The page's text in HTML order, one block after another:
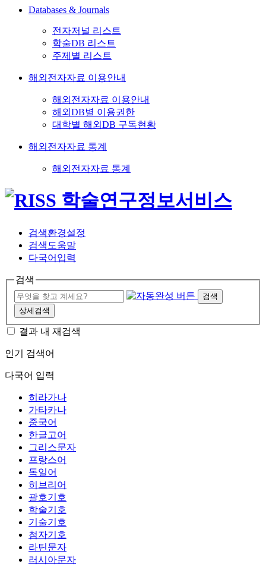
Databases & Journals
전자저널 리스트
학술DB 리스트
주제별 리스트
해외전자자료 이용안내
해외전자자료 이용안내
해외DB별 이용권한
대학별 해외DB 구독현황
해외전자자료 통계
해외전자자료 통계
검색환경설정
검색도움말
다국어입력
검색
검색
상세검색
결과 내 재검색
인기 검색어
다국어 입력
히라가나
가타카나
중국어
한글고어
그리스문자
프랑스어
독일어
히브리어
괄호기호
학술기호
기술기호
첨자기호
라틴문자
러시아문자